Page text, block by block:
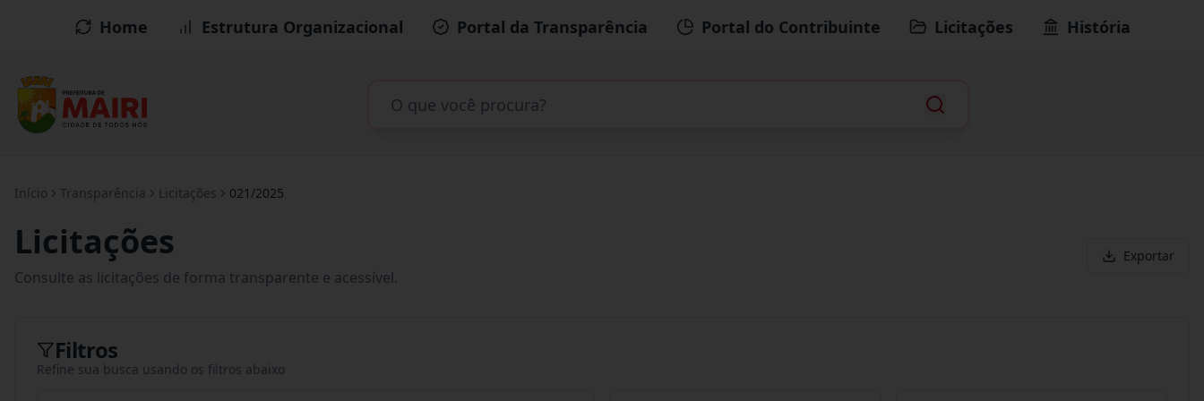
Home Estrutura Organizacional Portal da Transparência Portal do Contribuinte Licitações História
Início Transparência Licitações 021/2025
Licitações
Consulte as licitações de forma transparente e acessível.
Exportar
Filtros
Refine sua busca usando os filtros abaixo